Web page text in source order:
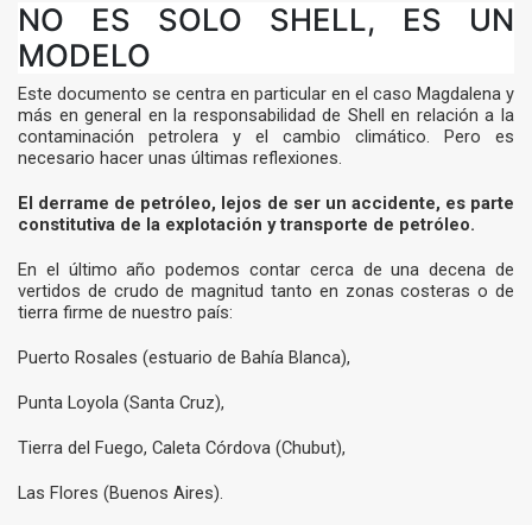
NO ES SOLO SHELL, ES UN
MODELO
Este documento se centra en particular en el caso Magdalena y
más en general en la responsabilidad de Shell en relación a la
contaminación petrolera y el cambio climático. Pero es
necesario hacer unas últimas reflexiones.
El derrame de petróleo, lejos de ser un accidente, es parte
constitutiva de la explotación y transporte de petróleo.
En el último año podemos contar cerca de una decena de
vertidos de crudo de magnitud tanto en zonas costeras o de
tierra firme de nuestro país:
Puerto Rosales (estuario de Bahía Blanca),
Punta Loyola (Santa Cruz),
Tierra del Fuego, Caleta Córdova (Chubut),
Las Flores (Buenos Aires).